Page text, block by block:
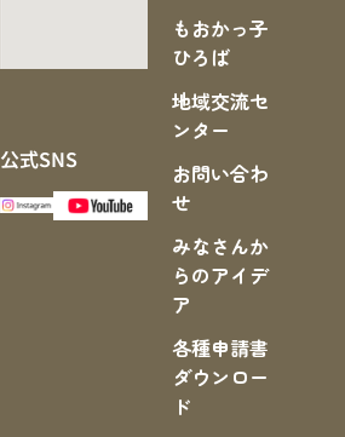
公式SNS
もおかっ子
ひろば
地域交流セ
ンター
お問い合わ
せ
みなさんか
らのアイデ
ア
各種申請書
ダウンロー
ド